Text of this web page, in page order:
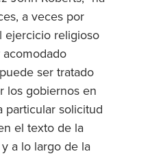
a veces por
ejercicio religioso
ser tratado
los gobiernos en
particular solicitud
el texto de la
a lo largo de la